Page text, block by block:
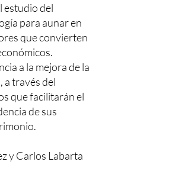
estudio del
para aunar en
que convierten
a la mejora de la
a través del
que facilitarán el
de sus
y Carlos Labarta